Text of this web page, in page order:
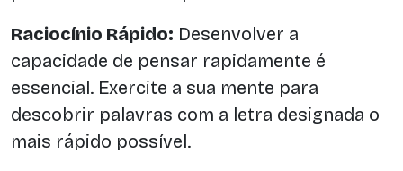
Raciocínio Rápido: Desenvolver a
capacidade de pensar rapidamente é
essencial. Exercite a sua mente para
descobrir palavras com a letra designada o
mais rápido possível.